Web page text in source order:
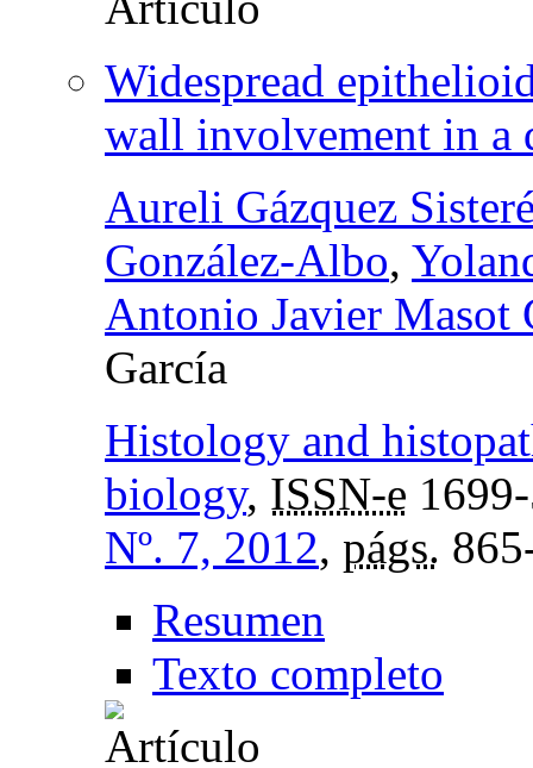
Widespread
wall involvement in a
Aureli Gázquez
González-Albo,
Antonio Javier Masot
García
Histology and
biology, ISSN-e
Nº. 7, 2012, págs.
Resumen
Texto completo